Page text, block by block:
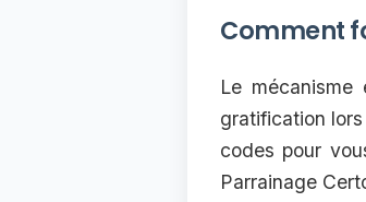
Comment
Le
gratification
codes pour
Parrainage